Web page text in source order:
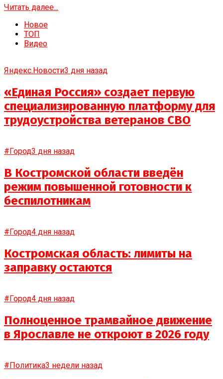
Читать далее...
Новое
ТОП
Видео
Яндекс.Новости3 дня назад
«Единая Россия» создает первую
специализированную платформу для
трудоустройства ветеранов СВО
#Город3 дня назад
В Костромской области введён
режим повышенной готовности к
беспилотникам
#Город4 дня назад
Костромская область: лимиты на
заправку остаются
#Город4 дня назад
Полноценное трамвайное движение
в Ярославле не откроют в 2026 году
#Политика3 недели назад